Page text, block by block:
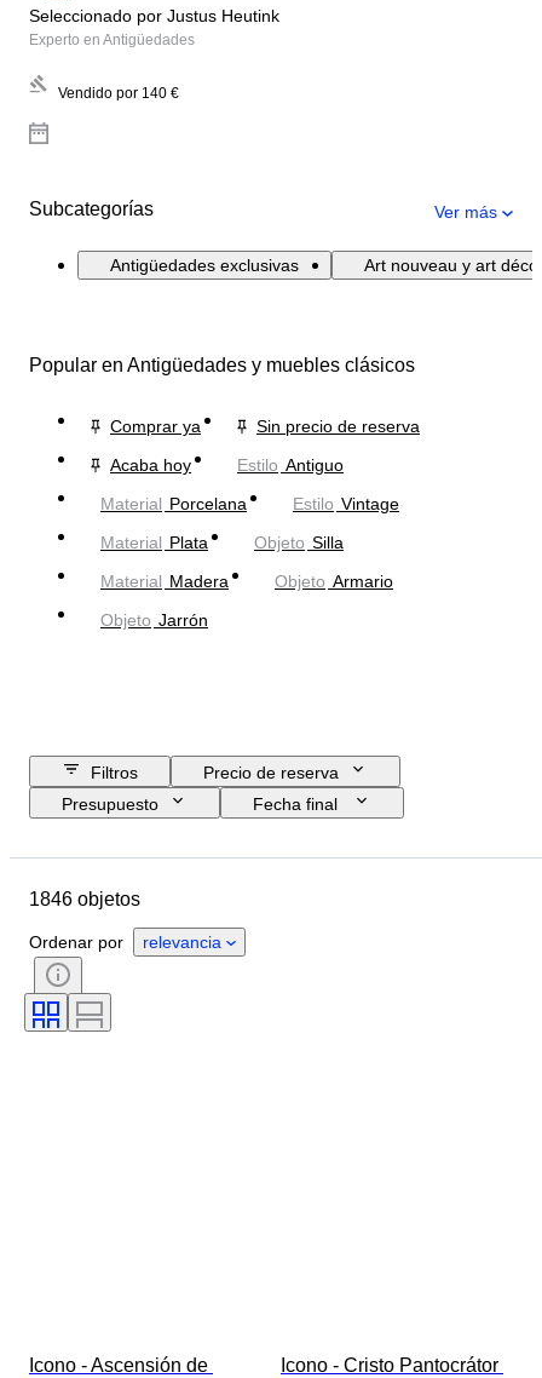
Seleccionado por Justus Heutink
Experto en Antigüedades
Vendido por 140 €
Subcategorías Ver más
Antigüedades exclusivas Art nouveau y art
Popular en Antigüedades y muebles clásicos
Comprar ya
Sin precio de reserva
Acaba hoy
Estilo Antiguo
Material Porcelana Estilo Vintage
Material Plata Objeto Silla
Material Madera Objeto Armario
Objeto Jarrón
Filtros
Precio de reserva
Presupuesto
Fecha final
País de origen
Estado
Certificado
Tema
Firma
Movimiento del reloj
1846 objetos
Ordenar por relevancia
Icono - Ascensión de
Icono - Cristo Pantocrátor